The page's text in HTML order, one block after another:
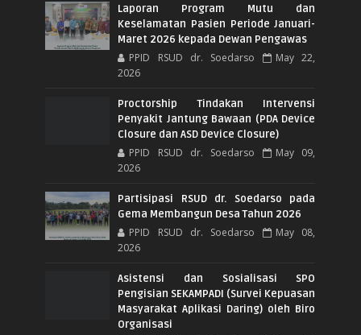
Laporan Program Mutu dan
Keselamatan Pasien Periode Januari-
Maret 2026 kepada Dewan Pengawas
PPID RSUD dr. Soedarso
May 22,
2026
Proctorship Tindakan Intervensi
Penyakit Jantung Bawaan (PDA Device
Closure dan ASD Device Closure)
PPID RSUD dr. Soedarso
May 09,
2026
Partisipasi RSUD dr. Soedarso pada
Gema Membangun Desa Tahun 2026
PPID RSUD dr. Soedarso
May 08,
2026
Asistensi dan Sosialisasi SPO
Pengisian SEKAMPADI (Survei Kepuasan
Masyarakat Aplikasi Daring) oleh Biro
Organisasi